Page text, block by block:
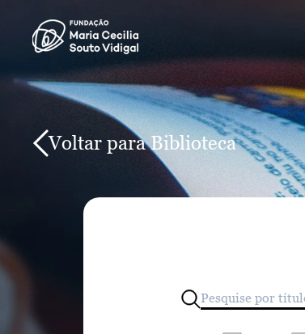
Voltar para Biblioteca